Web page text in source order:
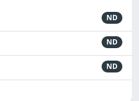
ND
ND
ND